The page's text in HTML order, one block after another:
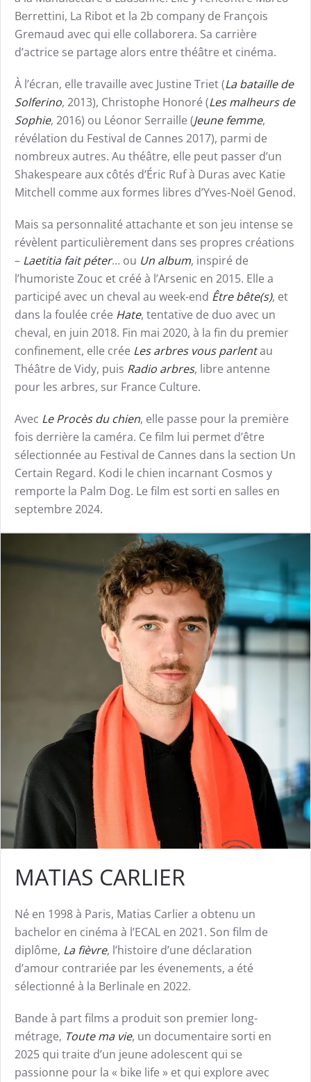
Berrettini, La Ribot et la 2b company de François
Gremaud avec qui elle collaborera. Sa carrière
d’actrice se partage alors entre théâtre et cinéma.
À l’écran, elle travaille avec Justine Triet (La bataille de
Solferino, 2013), Christophe Honoré (Les malheurs de
Sophie, 2016) ou Léonor Serraille (Jeune femme,
révélation du Festival de Cannes 2017), parmi de
nombreux autres. Au théâtre, elle peut passer d’un
Shakespeare aux côtés d’Éric Ruf à Duras avec Katie
Mitchell comme aux formes libres d’Yves-Noël Genod.
Mais sa personnalité attachante et son jeu intense se
révèlent particulièrement dans ses propres créations
– Laetitia fait péter… ou Un album, inspiré de
l’humoriste Zouc et créé à l’Arsenic en 2015. Elle a
participé avec un cheval au week-end Être bête(s), et
dans la foulée crée Hate, tentative de duo avec un
cheval, en juin 2018. Fin mai 2020, à la fin du premier
confinement, elle crée Les arbres vous parlentau
Théâtre de Vidy, puis Radio arbres, libre antenne
pour les arbres, sur France Culture.
Avec Le Procès du chien, elle passe pour la première
fois derrière la caméra. Ce film lui permet d’être
sélectionnée au Festival de Cannes dans la section Un
Certain Regard. Kodi le chien incarnant Cosmos y
remporte la Palm Dog. Le film est sorti en salles en
septembre 2024.
MATIAS CARLIER
Né en 1998 à Paris, Matias Carlier a obtenu un
bachelor en cinéma à l’ECAL en 2021. Son film de
diplôme, La fièvre, l’histoire d’une déclaration
d’amour contrariée par les évenements, a été
sélectionné à la Berlinale en 2022.
Bande à part films a produit son premier long-
métrage, Toute ma vie, un documentaire sorti en
2025 qui traite d’un jeune adolescent qui se
passionne pour la « bike life » et qui explore avec